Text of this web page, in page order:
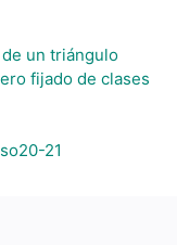
un triángulo
fijado de clases
21